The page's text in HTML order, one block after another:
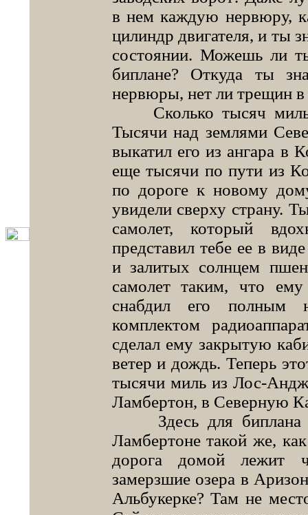
в нем каждую нервюру,
цилиндр двигателя, и ты
состоянии. Можешь ли
биплане? Откуда ты
нервюры, нет ли трещин
Сколько тысяч
Тысячи над землями
выкатил его из ангара в
еще тысячи по пути из
по дороге к новому
увидели сверху страну.
самолет, который
представил тебе ее в
и залитых солнцем
самолет таким, что
снабдил его полным
комплектом
сделал ему закрытую
ветер и дождь. Теперь
тысячи миль из Лос-
Ламбертон, в Северную
Здесь для биплана
Ламбертоне такой же,
дорога домой лежит
замерзшие озера в
Альбукерке? Там не